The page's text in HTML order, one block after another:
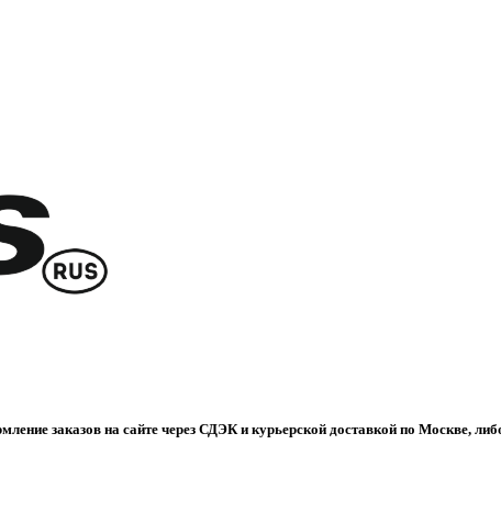
заказов на сайте через СДЭК и курьерской доставкой по Москве,